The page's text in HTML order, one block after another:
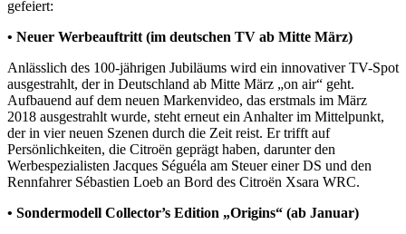
gefeiert:
• Neuer Werbeauftritt (im deutschen TV ab Mitte März)
Anlässlich des 100-jährigen Jubiläums wird ein innovativer TV-Spot
ausgestrahlt, der in Deutschland ab Mitte März „on air“ geht.
Aufbauend auf dem neuen Markenvideo, das erstmals im März
2018 ausgestrahlt wurde, steht erneut ein Anhalter im Mittelpunkt,
der in vier neuen Szenen durch die Zeit reist. Er trifft auf
Persönlichkeiten, die Citroën geprägt haben, darunter den
Werbespezialisten Jacques Séguéla am Steuer einer DS und den
Rennfahrer Sébastien Loeb an Bord des Citroën Xsara WRC.
• Sondermodell Collector’s Edition „Origins“ (ab Januar)